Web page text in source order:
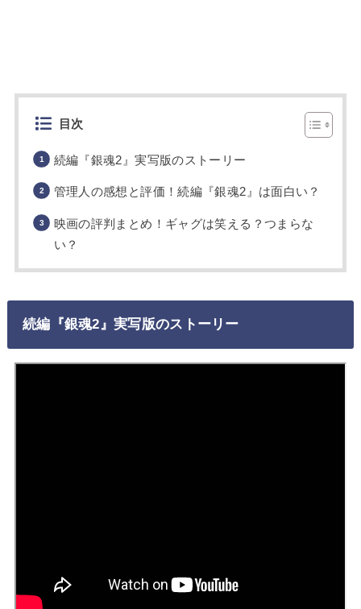
目次
続編『銀魂2』実写版のストーリー
管理人の感想と評価！続編『銀魂2』は面白い？
映画の評判まとめ！ギャグは笑える？つまらな
い？
続編『銀魂2』実写版のストーリー